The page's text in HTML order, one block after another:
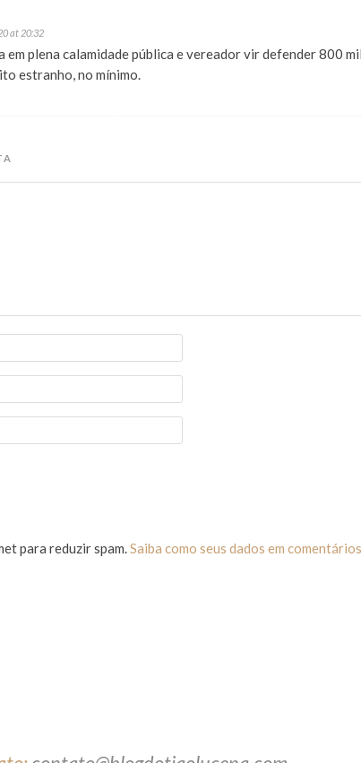
at 20:32
em plena calamidade pública e vereador vir defender 800
estranho, no mínimo.
para reduzir spam.Saiba como seus dados em